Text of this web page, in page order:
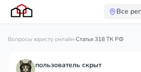
Все
Вопросы юристу онлайн·Статья 318 ТК РФ
пользователь скрыт